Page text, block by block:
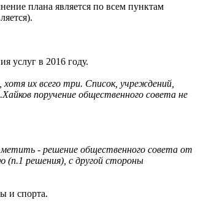
плана является по всем пунктам
услуг в 2016 году.
их всего три. Список, учреждений,
поручение общественного совета не
- решение общественного совета от
решения), с другой стороны
и спорта.